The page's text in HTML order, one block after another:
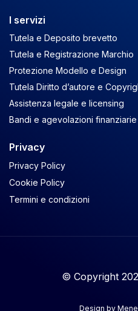
I servizi
Tutela e Deposito brevetto
Tutela e Registrazione Marchio
Protezione Modello e Design
Tutela Diritto d’autore e
Assistenza legale e licensing
Bandi e agevolazioni finanziarie
Privacy
Privacy Policy
Cookie Policy
Termini e condizioni
© Copyright
Design by